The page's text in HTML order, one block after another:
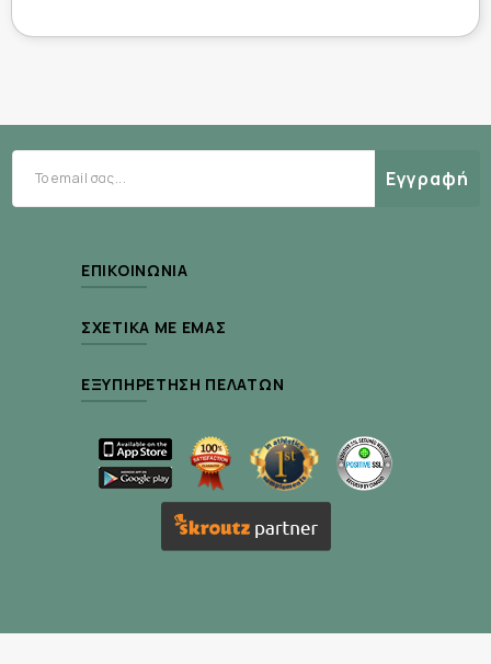
δημοφιλούς ενεργειακού ροφήματος της High5.
Τρόπος χρήσης :
Αναμίξτε το περιεχόμενο 2 scoop, που
περιλαμβάνει η συσκευασία, σε 500 ml νερού
και ανακινήστε καλά. Πίνετε 150-250ml κάθε 20
λεπτά κατά τη διάρκεια του άσκησης.
δραστηριότητας.
Το επίπεδο ηλεκτρολυτών στο Energy Drink
είναι κατάλληλο για τις περισσότερες
μεγαλύτερη εφίδρωση από το συνηθισμένο,
Εγγραφή
ΕΠΙΚΟΙΝΩΝΊΑ
ΣΧΕΤΙΚΆ ΜΕ ΕΜΆΣ
ΕΞΥΠΗΡΈΤΗΣΗ ΠΕΛΑΤΏΝ